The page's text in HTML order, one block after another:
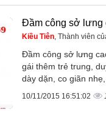
Đầm công sở lưng
Kiều Tiên , Thành viên
Đầm công sở lưng
gái thêm trẻ trung,
dày dặn, co giãn
10/11/2015 16:51:02